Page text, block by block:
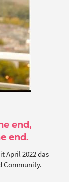
end,
end.
April 2022 das
Community.